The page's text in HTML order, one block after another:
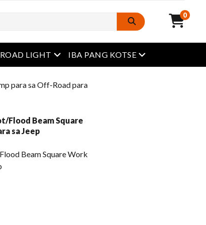
0
LIGHT Buksan ang menu
IBA PANG KOTSE Buksan ang menu
para sa Off-Road para
Flood Beam Square
sa Jeep
Beam Square Work